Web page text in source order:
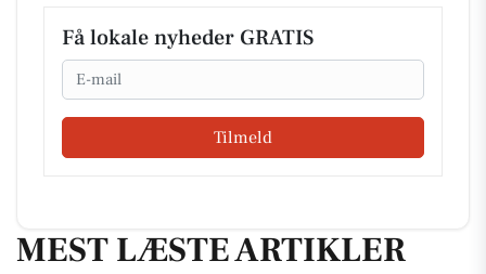
Få lokale nyheder GRATIS
Email
Tilmeld
MEST LÆSTE ARTIKLER